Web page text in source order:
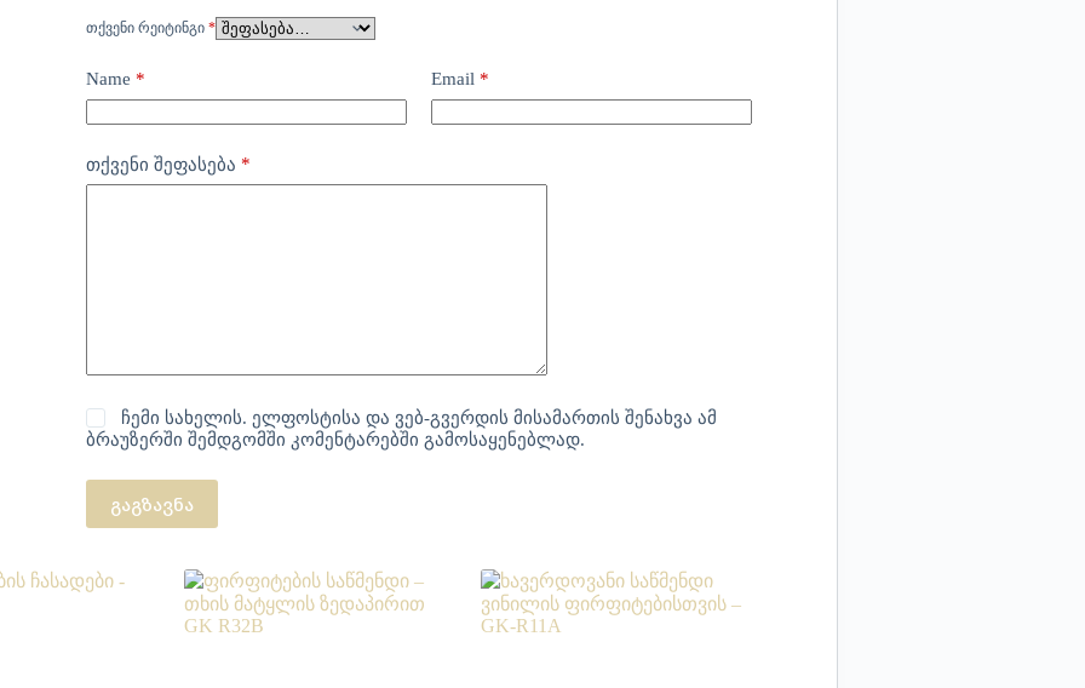
ᲗᲥᲕᲔᲜᲘ ᲠᲔᲘᲢᲘᲜᲒᲘ *
Name * Email *
თქვენი შეფასება *
ჩემი სახელის. ელფოსტისა და ვებ-გვერდის მისამართის შენახვა ამ
ბრაუზერში შემდგომში კომენტარებში გამოსაყენებლად.
გაგზავნა